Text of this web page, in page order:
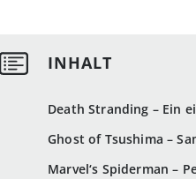
Death Stranding – Ein
Ghost of Tsushima –
Marvel‘s Spiderman –